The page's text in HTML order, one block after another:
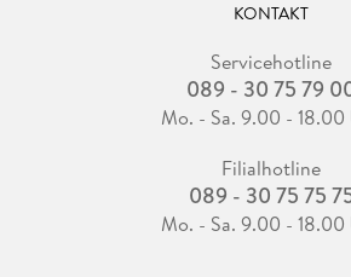
KONTAKT
Servicehotline
089 - 30 75 79
Mo. - Sa. 9.00 - 18.00
Filialhotline
089 - 30 75 75
Mo. - Sa. 9.00 - 18.00